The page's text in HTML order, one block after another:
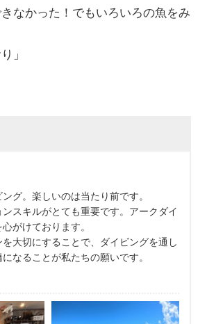
なかった！でもいろいろの魚をみ
」
グ。楽しいのは当たり前です。
スキルがとても重要です。アークダイ
がけております。
大切にすることで、ダイビングを通し
なることが私たちの願いです。